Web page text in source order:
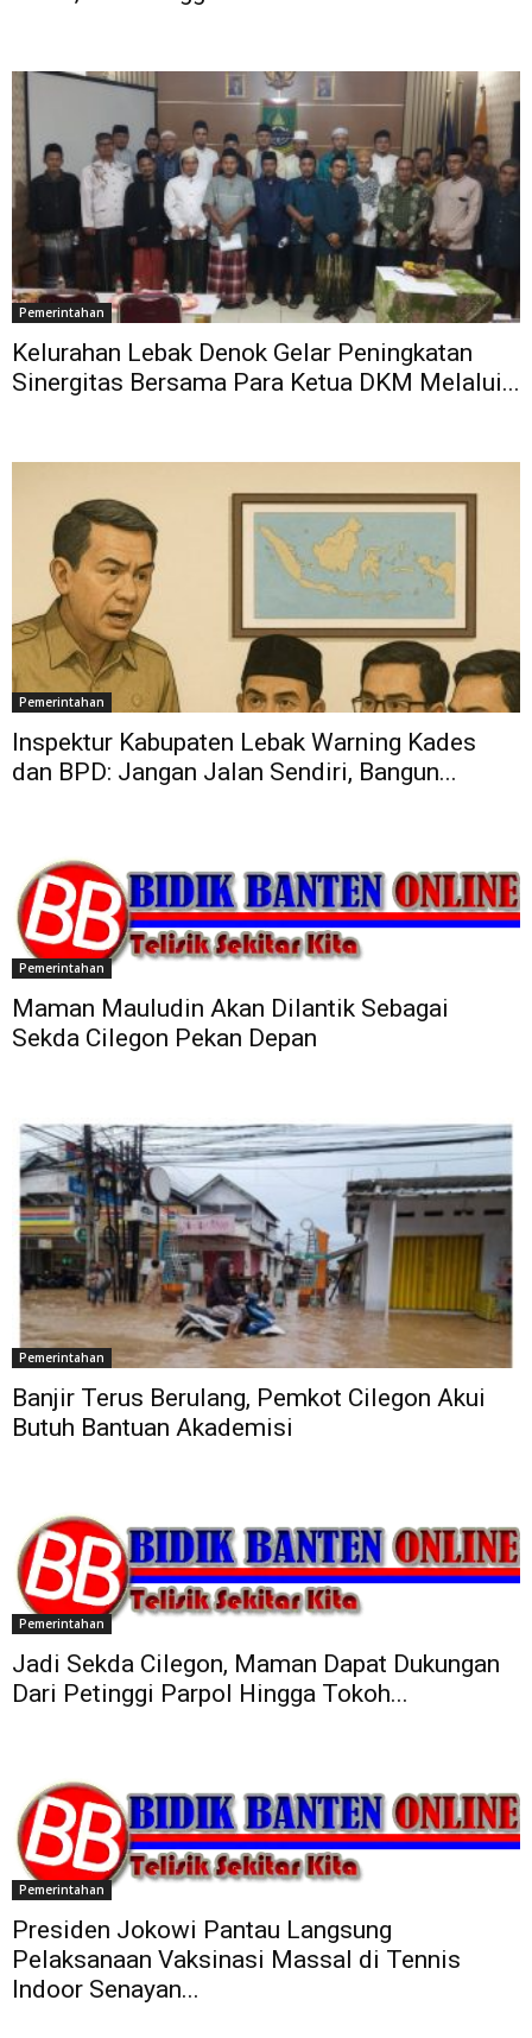
Pemerintahan
Kelurahan Lebak Denok Gelar Peningkatan
Sinergitas Bersama Para Ketua DKM Melalui...
Pemerintahan
Inspektur Kabupaten Lebak Warning Kades
dan BPD: Jangan Jalan Sendiri, Bangun...
Pemerintahan
Maman Mauludin Akan Dilantik Sebagai
Sekda Cilegon Pekan Depan
Pemerintahan
Banjir Terus Berulang, Pemkot Cilegon Akui
Butuh Bantuan Akademisi
Pemerintahan
Jadi Sekda Cilegon, Maman Dapat Dukungan
Dari Petinggi Parpol Hingga Tokoh...
Pemerintahan
Presiden Jokowi Pantau Langsung
Pelaksanaan Vaksinasi Massal di Tennis
Indoor Senayan...